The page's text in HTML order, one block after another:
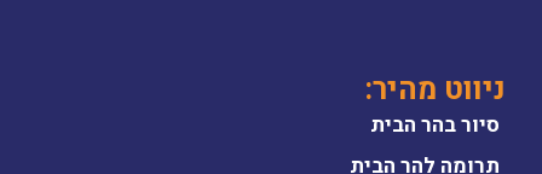
ניווט מהיר:
סיור בהר הבית
תרומה להר הבית